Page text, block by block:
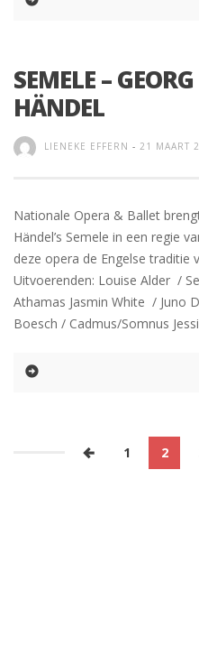
SEMELE –
HÄNDEL
LIENEKE EFFERN - 21 MAART
Nationale Opera & Ballet
Händel’s Semele in een regie
deze opera de Engelse traditie
Uitvoerenden: Louise Alder /
Athamas Jasmin White / Juno
Boesch / Cadmus/Somnus
1 2